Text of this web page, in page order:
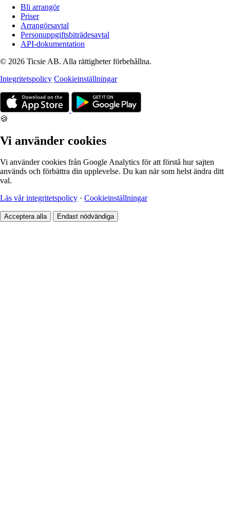
Bli arrangör
Priser
Arrangörsavtal
Personuppgiftsbiträdesavtal
API-dokumentation
© 2026 Ticsie AB. Alla rättigheter förbehållna.
Integritetspolicy Cookieinställningar
🍪
Vi använder cookies
Vi använder cookies från Google Analytics för att förstå hur sajten
används och förbättra din upplevelse. Du kan när som helst ändra ditt
val.
Läs vår integritetspolicy · Cookieinställningar
Acceptera alla Endast nödvändiga